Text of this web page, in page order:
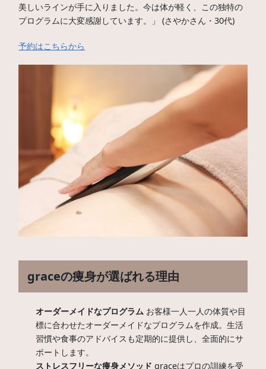
美しいラインが手に入りました。今は体が軽く、この独特の
プログラムに大変感謝しています。」 (さやかさん・30代)
予約はこちらから
graceの痩身が選ばれる理由
オーダーメイドなプログラム お客様一人一人の体質や目
標に合わせたオーダーメイドなプログラムを作成。生活
習慣や食事のアドバイスも定期的に提供し、全面的にサ
ポートします。
ストレスフリーな痩身メソッド graceはプロの訓練を受